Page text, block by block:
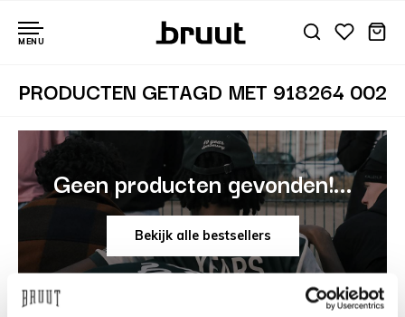
MENU
PRODUCTEN GETAGD MET 918264 002
Geen producten gevonden!...
Bekijk alle bestsellers